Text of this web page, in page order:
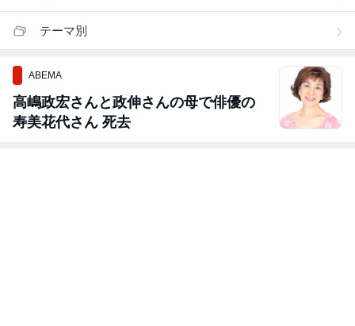
テーマ別
ABEMA
高嶋政宏さんと政伸さんの母で俳優の
寿美花代さん 死去